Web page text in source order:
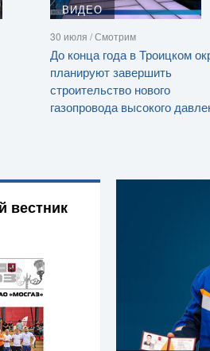
ВИДЕО
30 июля / Смотрим
До конца года в Троицком
планируют завершить
строительство нового
газопровода высокого
вестник